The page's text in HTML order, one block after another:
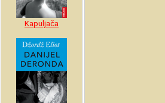
Kapuljača